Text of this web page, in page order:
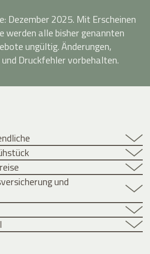
Dezember 2025. Mit Erscheinen
werden alle bisher genannten
ungültig. Änderungen,
Druckfehler vorbehalten.
und